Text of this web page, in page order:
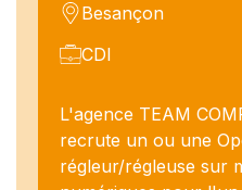
Besançon
CDI
L'agence TEAM
recrute un ou une
régleur/régleuse sur